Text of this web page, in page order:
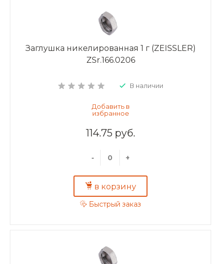
Заглушка никелированная 1 г (ZEISSLER)
ZSr.166.0206
В наличии
114.75 руб.
- +
в корзину
Быстрый заказ